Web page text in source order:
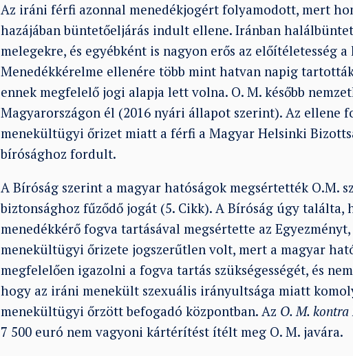
Az iráni férfi azonnal menedékjogért folyamodott, mert
hazájában büntetőeljárás indult ellene. Iránban
melegekre, és egyébként is nagyon erős az előítéletesség
Menedékkérelme ellenére több mint hatvan napig
ennek megfelelő jogi alapja lett volna. O. M. később
Magyarországon él (2016 nyári állapot szerint). Az ellene
menekültügyi őrizet miatt a férfi a Magyar Helsinki
bírósághoz fordult.
A Bíróság szerint a magyar hatóságok megsértették O.M.
biztonsághoz fűződő jogát (5. Cikk). A Bíróság úgy találta,
menedékkérő fogva tartásával megsértette az
menekültügyi őrizete jogszerűtlen volt, mert a magyar
megfelelően igazolni a fogva tartás szükségességét, és
hogy az iráni menekült szexuális irányultsága miatt
menekültügyi őrzött befogadó központban. Az O. M. kontra
7 500 euró nem vagyoni kártérítést ítélt meg O. M. javára.